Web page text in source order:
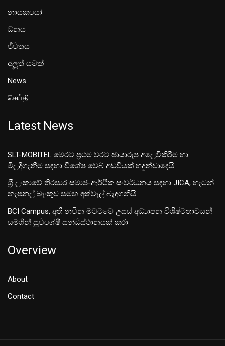
නායකයෝ
ධනය
ජීවිතය
අලූත් යමක්
News
செய்தி
Latest News
SLT-MOBITEL මෙරට ප්‍රථම වරට ඡායාරූප අලෙවිකිරීම හා
මිලදීගැනීම සඳහා විශේෂ වෙබ් අඩවියක් හදුන්වාදෙයි
ශ‍්‍රී ලංකාවේ තිරසාර සමාජ-ආර්ථික සංවර්ධනය සඳහා JICA, හැටන්
නැෂනල් බැංකුව සමඟ අත්වැල් බැඳගනියි
BCI Campus, අති නවීන මට්ටමේ උසස් අධ්‍යාපන විශිෂ්ටතාවයන්
සමගින් සුවිශේෂී සන්ධිස්ථානයක් කරා
Overview
About
Contact